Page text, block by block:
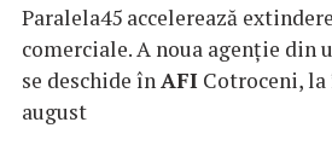
Paralela45 accelerează
comerciale. A noua agenție din
se deschide înAFI Cotroceni,
august